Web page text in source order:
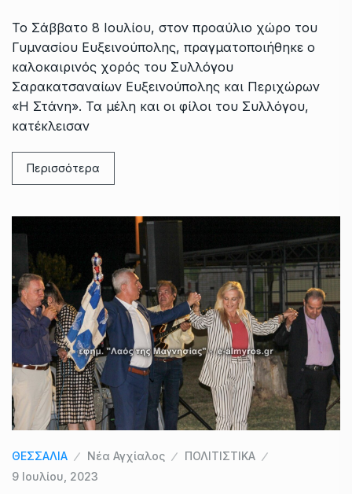
Το Σάββατο 8 Ιουλίου, στον προαύλιο χώρο του
Γυμνασίου Ευξεινούπολης, πραγματοποιήθηκε ο
καλοκαιρινός χορός του Συλλόγου
Σαρακατσαναίων Ευξεινούπολης και Περιχώρων
«Η Στάνη». Τα μέλη και οι φίλοι του Συλλόγου,
κατέκλεισαν
Περισσότερα
ΘΕΣΣΑΛΙΑ Νέα Αγχίαλος
ΠΟΛΙΤΙΣΤΙΚΑ
9 Ιουλίου, 2023